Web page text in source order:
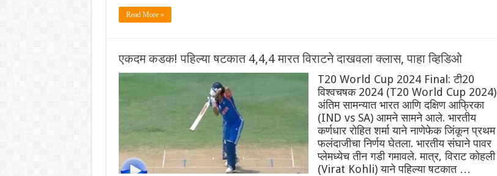
Read More »
एकदम कडक! पहिल्या षटकात 4,4,4 मारत विराटने दाखवला क्लास, पाहा व्हिडिओ
T20 World Cup 2024 Final: टी20
विश्वचषक 2024 (T20 World Cup 2024)
अंतिम सामन्यात भारत आणि दक्षिण आफ्रिका
(IND vs SA) आमने सामने आले. भारतीय
कर्णधार रोहित शर्मा याने नाणेफेक जिंकून प्रथम
फलंदाजीचा निर्णय घेतला. भारतीय संघाने पावर
प्लेमध्येच तीन गडी गमावले. मात्र, विराट कोहली
(Virat Kohli) याने पहिल्या षटकात …